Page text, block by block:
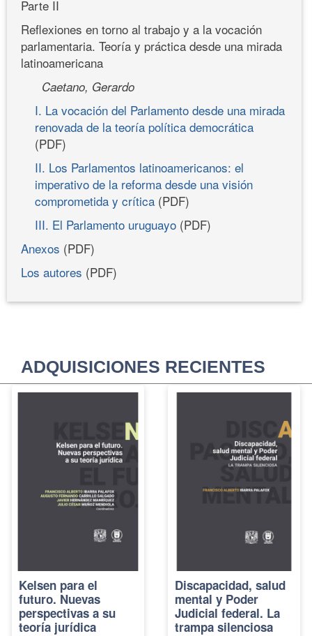
Parte II
Reflexiones en torno al trabajo y a la vocación
parlamentaria. Teoría y práctica desde una mirada
latinoamericana
Caetano, Gerardo
I. La vocación del Parlamento desde una mirada
renovada de la teoría política democrática
(PDF)
II. Los Parlamentos latinoamericanos: el
imperativo de la reforma desde una visión
comprometida y crítica (PDF)
III. El Parlamento uruguayo (PDF)
Anexos (PDF)
Los autores (PDF)
ADQUISICIONES RECIENTES
Kelsen para el
futuro. Nuevas
perspectivas a su
teoría jurídica
Discapacidad, salud
mental y Poder
Judicial federal. La
trampa silenciosa